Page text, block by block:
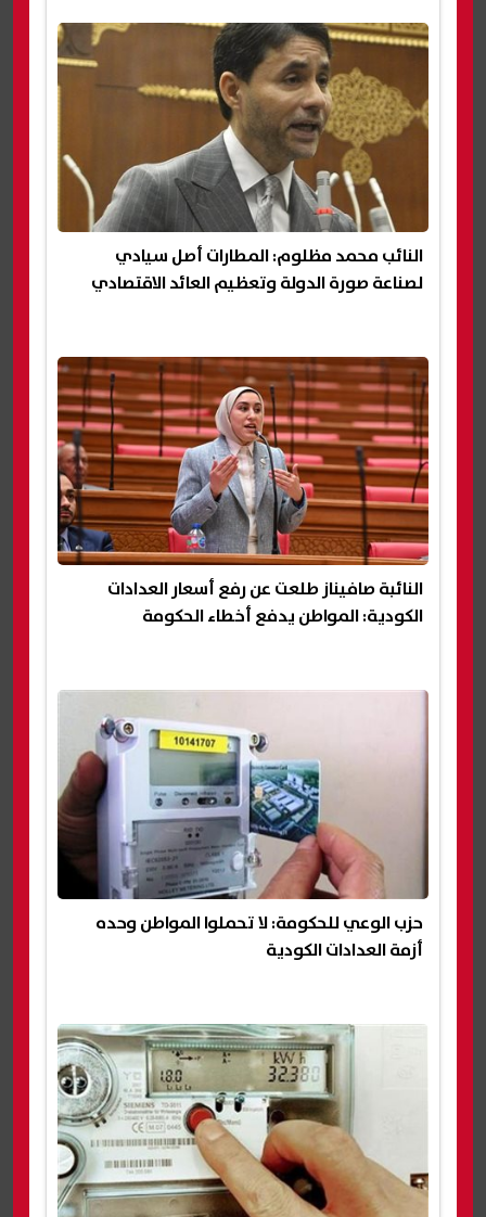
النائب محمد مظلوم: المطارات أصل سيادي
لصناعة صورة الدولة وتعظيم العائد الاقتصادي
النائبة صافيناز طلعت عن رفع أسعار العدادات
الكودية: المواطن يدفع أخطاء الحكومة
حزب الوعي للحكومة: لا تحملوا المواطن وحده
أزمة العدادات الكودية